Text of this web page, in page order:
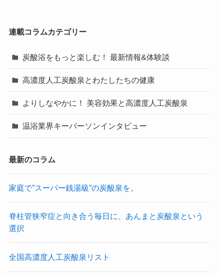
連載コラムカテゴリー
炭酸浴をもっと楽しむ！ 最新情報&体験談
高濃度人工炭酸泉とわたしたちの健康
よりしなやかに！ 美容効果と高濃度人工炭酸泉
温浴業界キーパーソンインタビュー
最新のコラム
家庭で”スーパー銭湯級”の炭酸泉を。
脊柱管狭窄症と向き合う毎日に、あんまと炭酸泉という
選択
全国高濃度人工炭酸泉リスト